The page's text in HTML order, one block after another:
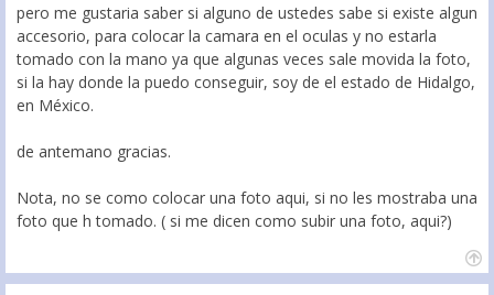
pero me gustaria saber si alguno de ustedes sabe si existe algun
accesorio, para colocar la camara en el oculas y no estarla
tomado con la mano ya que algunas veces sale movida la foto,
si la hay donde la puedo conseguir, soy de el estado de Hidalgo,
en México.
de antemano gracias.
Nota, no se como colocar una foto aqui, si no les mostraba una
foto que h tomado. ( si me dicen como subir una foto, aqui?)